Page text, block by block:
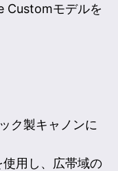
Customモデルを
ク製キャノンに
使用し、広帯域の